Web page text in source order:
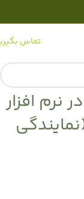
تماس
نرم افزار